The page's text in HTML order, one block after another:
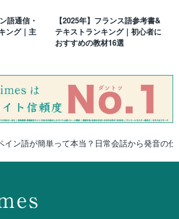
語通信・
ング｜主
【2025年】フランス語参考書&
テキストランキング｜初心者に
おすすめの教材16選
イン語が簡単って本当？日常会話から発音の